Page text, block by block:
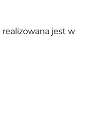
jest w